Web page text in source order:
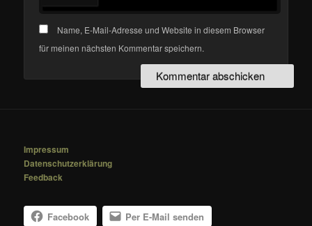
Name, E-Mail-Adresse und Website in diesem Browser
für meinen nächsten Kommentar speichern.
Impressum
Datenschutzerklärung
Feedback
Facebook Per E-Mail senden